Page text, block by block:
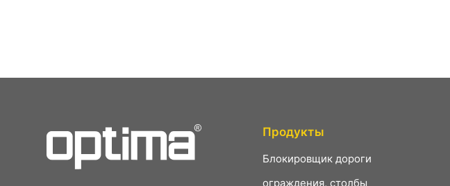
Продукты
Ƃлокировщик дороги
ограждения, столбы